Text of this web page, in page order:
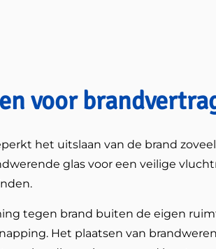
voor
het uitslaan van de brand
glas voor een veilige
tegen brand buiten de eigen
Het plaatsen van